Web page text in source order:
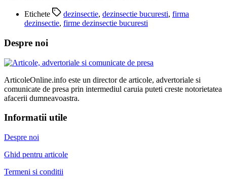
Etichete dezinsectie, dezinsectie bucuresti, firma
dezinsectie, firme dezinsectie bucuresti
Despre noi
ArticoleOnline.info este un director de articole, advertoriale si
comunicate de presa prin intermediul caruia puteti creste notorietatea
afacerii dumneavoastra.
Informatii utile
Despre noi
Ghid pentru articole
Termeni si conditii